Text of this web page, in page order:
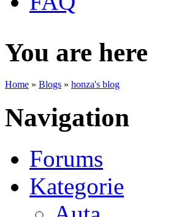
You are here
Home » Blogs » honza's blog
Navigation
Forums
Kategorie